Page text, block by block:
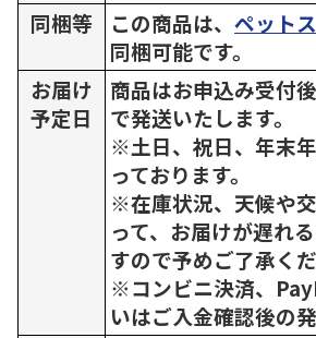
同梱等
この商品は、 ペット
同梱可能です。
お届け
予定日
商品はお申込み受付
で発送いたします。
※土日、祝日、年末
っております。
※在庫状況、天候や
って、お届けが遅れ
すので予めご了承くだ
※コンビニ決済、
いはご入金確認後の